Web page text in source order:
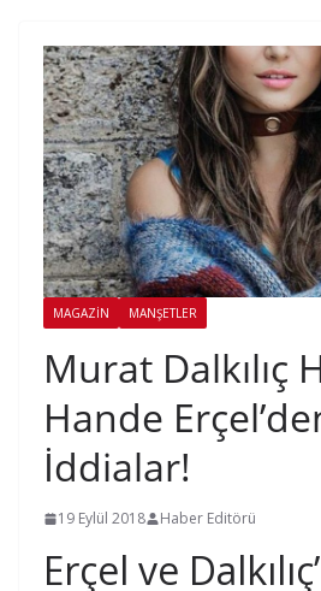
MAGAZIN MANŞETLER
Murat Dalkılıç
Hande
İddialar!
19 Eylül 2018 Haber Editörü
Erçel ve